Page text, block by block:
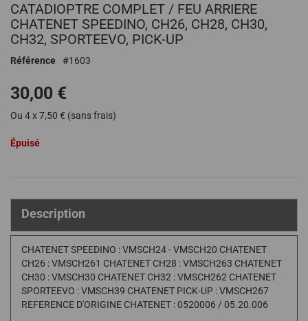
au
début
de
Galerie
CATADIOPTRE COMPLET / FEU ARRIERE
CHATENET SPEEDINO, CH26, CH28, CH30,
CH32, SPORTEEVO, PICK-UP
Référence 1603
30,00 €
Ou 4 x 7,50 € (sans frais)
Épuisé
Description
CHATENET SPEEDINO : VMSCH24 - VMSCH20 CHATENET
CH26 : VMSCH261 CHATENET CH28 : VMSCH263 CHATENET
CH30 : VMSCH30 CHATENET CH32 : VMSCH262 CHATENET
SPORTEEVO : VMSCH39 CHATENET PICK-UP : VMSCH267
REFERENCE D'ORIGINE CHATENET : 0520006 / 05.20.006